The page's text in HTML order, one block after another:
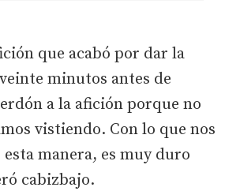
que acabó por dar la
minutos antes de
a la afición porque no
vistiendo. Con lo que nos
manera, es muy duro
cabizbajo.